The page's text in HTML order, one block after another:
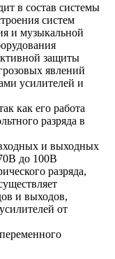
в состав системы
систем
и музыкальной
защиты
явлений
усилителей и
как его работа
разряда в
и выходных
до 100В
разряда,
и выходов,
от